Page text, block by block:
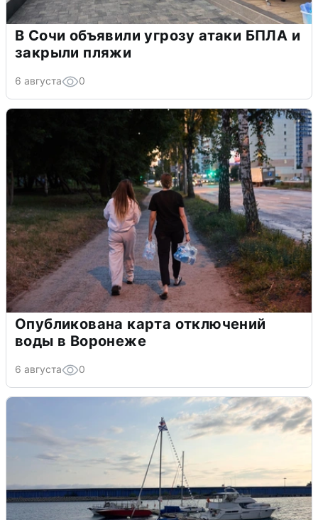
В Сочи объявили угрозу атаки БПЛА и
закрыли пляжи
6 августа 0
Опубликована карта отключений
воды в Воронеже
6 августа 0